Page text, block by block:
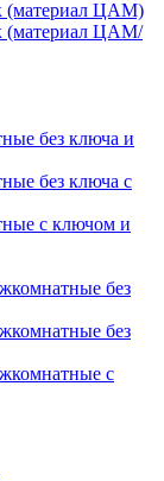
(материал ЦАМ)
(материал ЦАМ/
без ключа и
без ключа с
с ключом и
без
без
с